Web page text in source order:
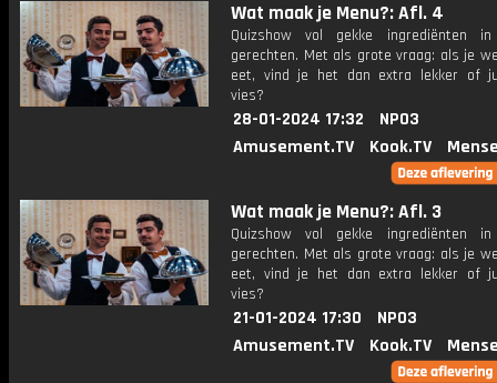
Wat maak je Menu?: Afl. 4
Quizshow vol gekke ingrediënten in
gerechten. Met als grote vraag: als je
eet, vind je het dan extra lekker of
vies?
28-01-2024 17:32
NPO3
Amusement.TV
Kook.TV
Wat maak je Menu?: Afl. 3
Quizshow vol gekke ingrediënten in
gerechten. Met als grote vraag: als je
eet, vind je het dan extra lekker of
vies?
21-01-2024 17:30
NPO3
Amusement.TV
Kook.TV